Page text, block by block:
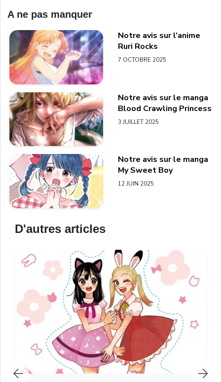
A ne pas manquer
Notre avis sur l’anime
Ruri Rocks
7 OCTOBRE 2025
Notre avis sur le manga
Blood Crawling Princess
3 JUILLET 2025
Notre avis sur le manga
My Sweet Boy
12 JUIN 2025
D'autres articles